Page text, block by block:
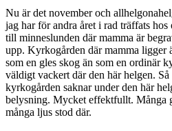
Nu är det november och
jag har för andra året i rad träffats
till minneslunden där mamma är
upp. Kyrkogården där mamma ligger
som en gles skog än som en ordinär
väldigt vackert där den här helgen.
kyrkogården saknar under den här
belysning. Mycket effektfullt. Många
många ljus stod där.